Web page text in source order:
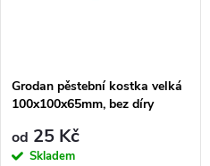
ů
Grodan pěstební kostka velká
100x100x65mm, bez díry
od 25 Kč
Skladem